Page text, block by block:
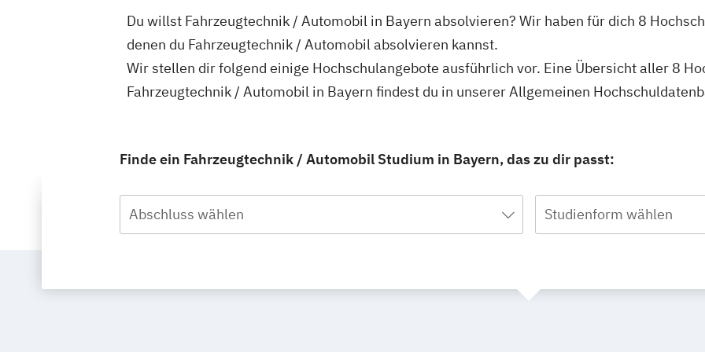
Du willst Fahrzeugtechnik / Automobil in Bayern absolvieren? Wir haben für dich 8
denen du Fahrzeugtechnik / Automobil absolvieren kannst.
Wir stellen dir folgend einige Hochschulangebote ausführlich vor. Eine Übersicht aller 8
Fahrzeugtechnik / Automobil in Bayern findest du in unserer Allgemeinen
Finde ein Fahrzeugtechnik / Automobil Studium in Bayern, das zu dir passt:
Abschluss wählen Studienform wählen